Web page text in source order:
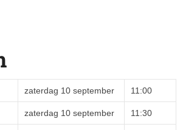
zaterdag 10 september 11:00
zaterdag 10 september 11:30